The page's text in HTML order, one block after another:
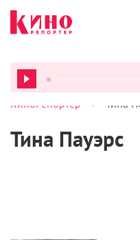
ВСЕ ПОДКАСТЫ
КиноРепортер > Тина
Тина Пауэрс